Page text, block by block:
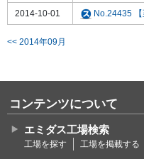
2014-10-01 No.24435
<< 2014年09月
コンテンツについて
エミダス工場検索
工場を探す 工場を掲載する